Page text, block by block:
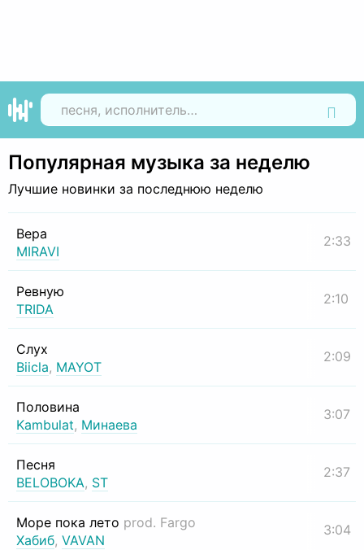
Популярная музыка за неделю
Лучшие новинки за последнюю неделю
Вера
MIRAVI
2:33
Ревную
TRIDA
2:10
Слух
Biicla, MAYOT
2:09
Половина
Kambulat, Минаева
3:07
Песня
BELOBOKA, ST
2:37
Море пока лето prod. Fargo
Хабиб, VAVAN
3:04